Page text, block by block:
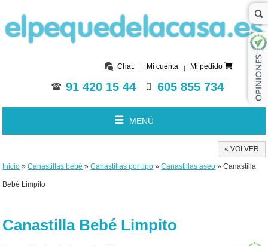
Chat: Mi cuenta Mi pedido
91 420 15 44 605 855 734
MENÚ
« VOLVER
Inicio »Canastillas bebé »Canastillas por tipo »Canastillas aseo » Canastilla
Bebé Limpito
Canastilla Bebé Limpito